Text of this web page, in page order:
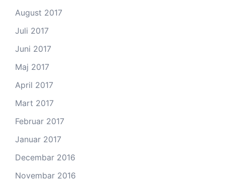
August 2017
Juli 2017
Juni 2017
Maj 2017
April 2017
Mart 2017
Februar 2017
Januar 2017
Decembar 2016
Novembar 2016